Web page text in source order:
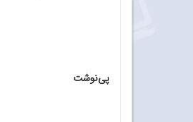
پی‌نوشت